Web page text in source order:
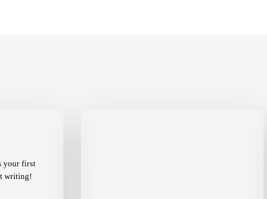
your first
writing!